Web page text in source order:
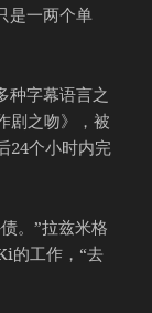
是一两个单
种字幕语言之
剧之吻》，被
24个小时内完
。”拉兹米格
的工作，“去